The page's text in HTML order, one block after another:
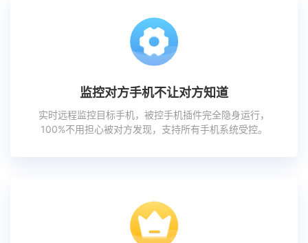
监控对方手机不让对方知道
实时远程监控目标手机，被控手机插件完全隐身运行，
100%不用担心被对方发现，支持所有手机系统受控。